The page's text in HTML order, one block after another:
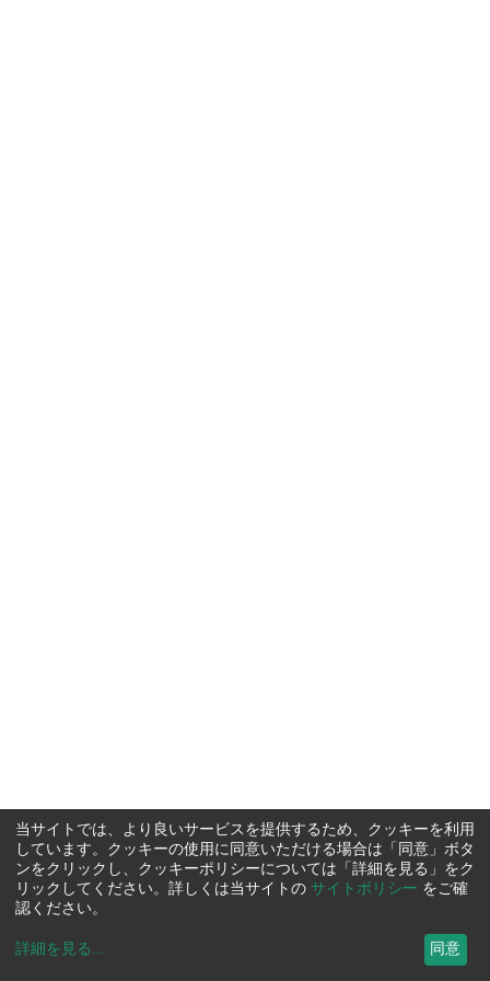
当サイトでは、より良いサービスを提供するため、クッキーを利用
しています。クッキーの使用に同意いただける場合は「同意」ボタ
ンをクリックし、クッキーポリシーについては「詳細を見る」をク
リックしてください。詳しくは当サイトの サイトポリシー をご確
認ください。
詳細を見る ... 同意